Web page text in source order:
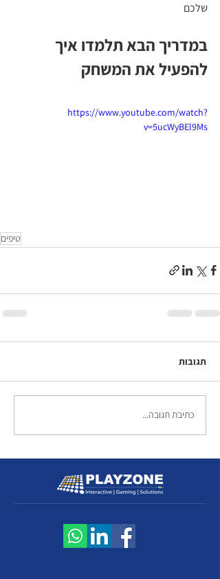
שלכם
במדריך הבא תלמדו איך
להפעיל את המשחק
https://www.youtube.com/watch?
v=5ucWyBEl9Ms
טיפים
תגובות
כתיבת תגובה...